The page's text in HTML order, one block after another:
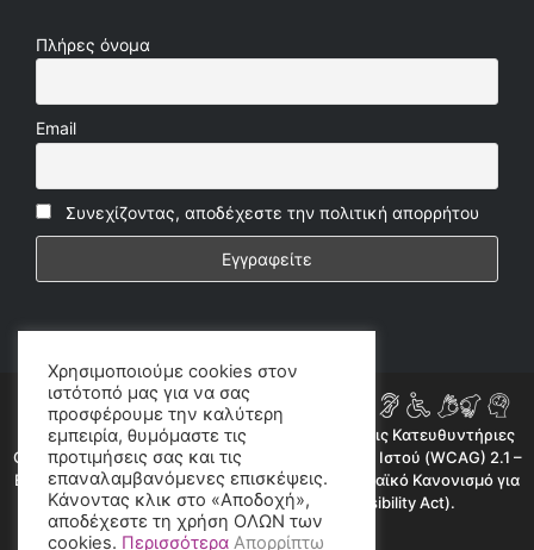
Πλήρες όνομα
Email
Συνεχίζοντας, αποδέχεστε την πολιτική απορρήτου
Η ιστοσελίδα μας συμμορφώνεται εν μέρει με τις Κατευθυντήριες
Οδηγίες για την Προσβασιμότητα Περιεχομένου Ιστού (WCAG) 2.1 –
Επίπεδο AA, όπως προβλέπεται από τον Ευρωπαϊκό Κανονισμό για
την Προσβασιμότητα (European Accessibility Act).
Χρησιμοποιούμε cookies στον
ιστότοπό μας για να σας
προσφέρουμε την καλύτερη
εμπειρία, θυμόμαστε τις
προτιμήσεις σας και τις
επαναλαμβανόμενες επισκέψεις.
Κάνοντας κλικ στο «Αποδοχή»,
αποδέχεστε τη χρήση ΟΛΩΝ των
cookies. Περισσότερα Απορρίπτω
©2020 radioproto.gr